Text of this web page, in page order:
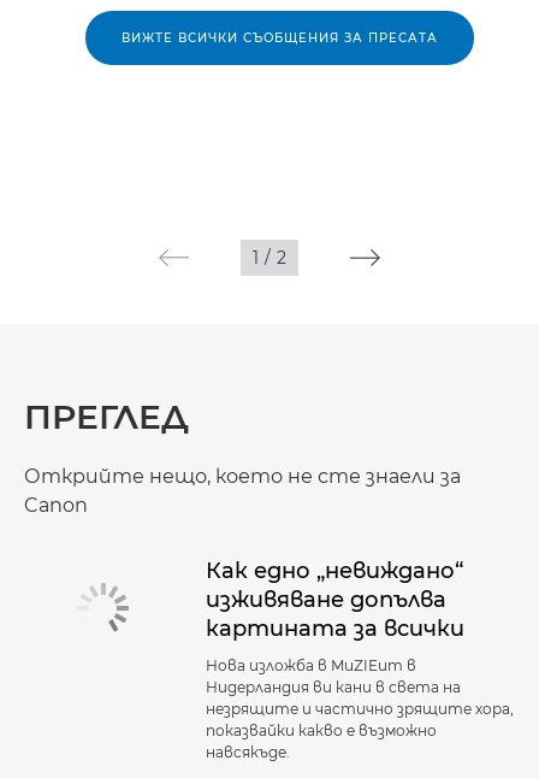
Библиотека с изображения
ВИЖТЕ ВСИЧКИ СЪОБЩЕНИЯ ЗА ПРЕСАТА
1 / 2
ПРЕГЛЕД
Открийте нещо, което не сте знаели за
Canon
Как едно „невиждано“
изживяване допълва
картината за всички
Нова изложба в MuZIEum в
Нидерландия ви кани в света на
незрящите и частично зрящите хора,
показвайки какво е възможно
навсякъде.